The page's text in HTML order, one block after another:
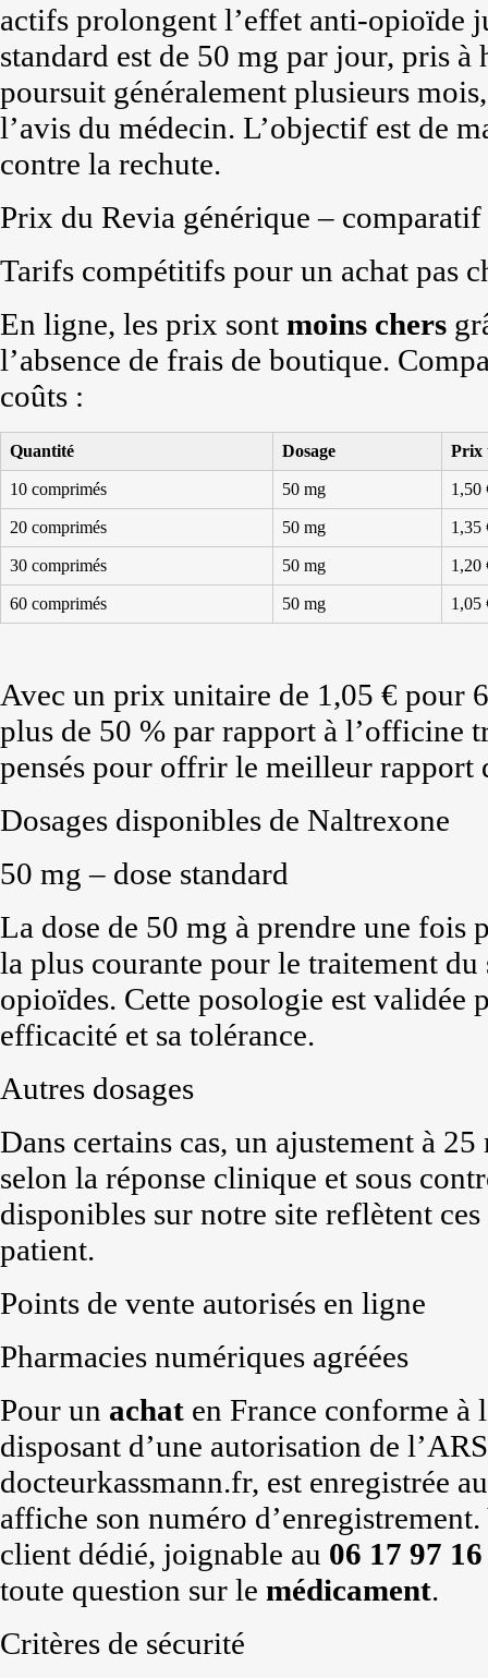
actifs prolongent l’effet anti-opioïde
standard est de 50 mg par jour, pris
poursuit généralement plusieurs
l’avis du médecin. L’objectif est de
contre la rechute.
Prix du Revia générique – comparatif
Tarifs compétitifs pour un achat pas
En ligne, les prix sont moins chers
l’absence de frais de boutique.
coûts :
Quantité Dosage Prix
10 comprimés 50 mg 1,50
20 comprimés 50 mg 1,35
30 comprimés 50 mg 1,20
60 comprimés 50 mg 1,05
Avec un prix unitaire de 1,05 € pour
plus de 50 % par rapport à l’officine
pensés pour offrir le meilleur rapport
Dosages disponibles de Naltrexone
50 mg – dose standard
La dose de 50 mg à prendre une
la plus courante pour le traitement
opioïdes. Cette posologie est validée
efficacité et sa tolérance.
Autres dosages
Dans certains cas, un ajustement à
selon la réponse clinique et sous
disponibles sur notre site reflètent ces
patient.
Points de vente autorisés en ligne
Pharmacies numériques agréées
Pour un achat en France conforme
disposant d’une autorisation de
docteurkassmann.fr, est enregistrée
affiche son numéro
client dédié, joignable au 06 17 97
toute question sur le médicament.
Critères de sécurité